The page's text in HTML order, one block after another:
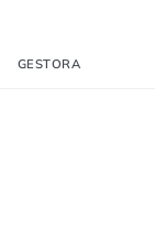
GESTORA